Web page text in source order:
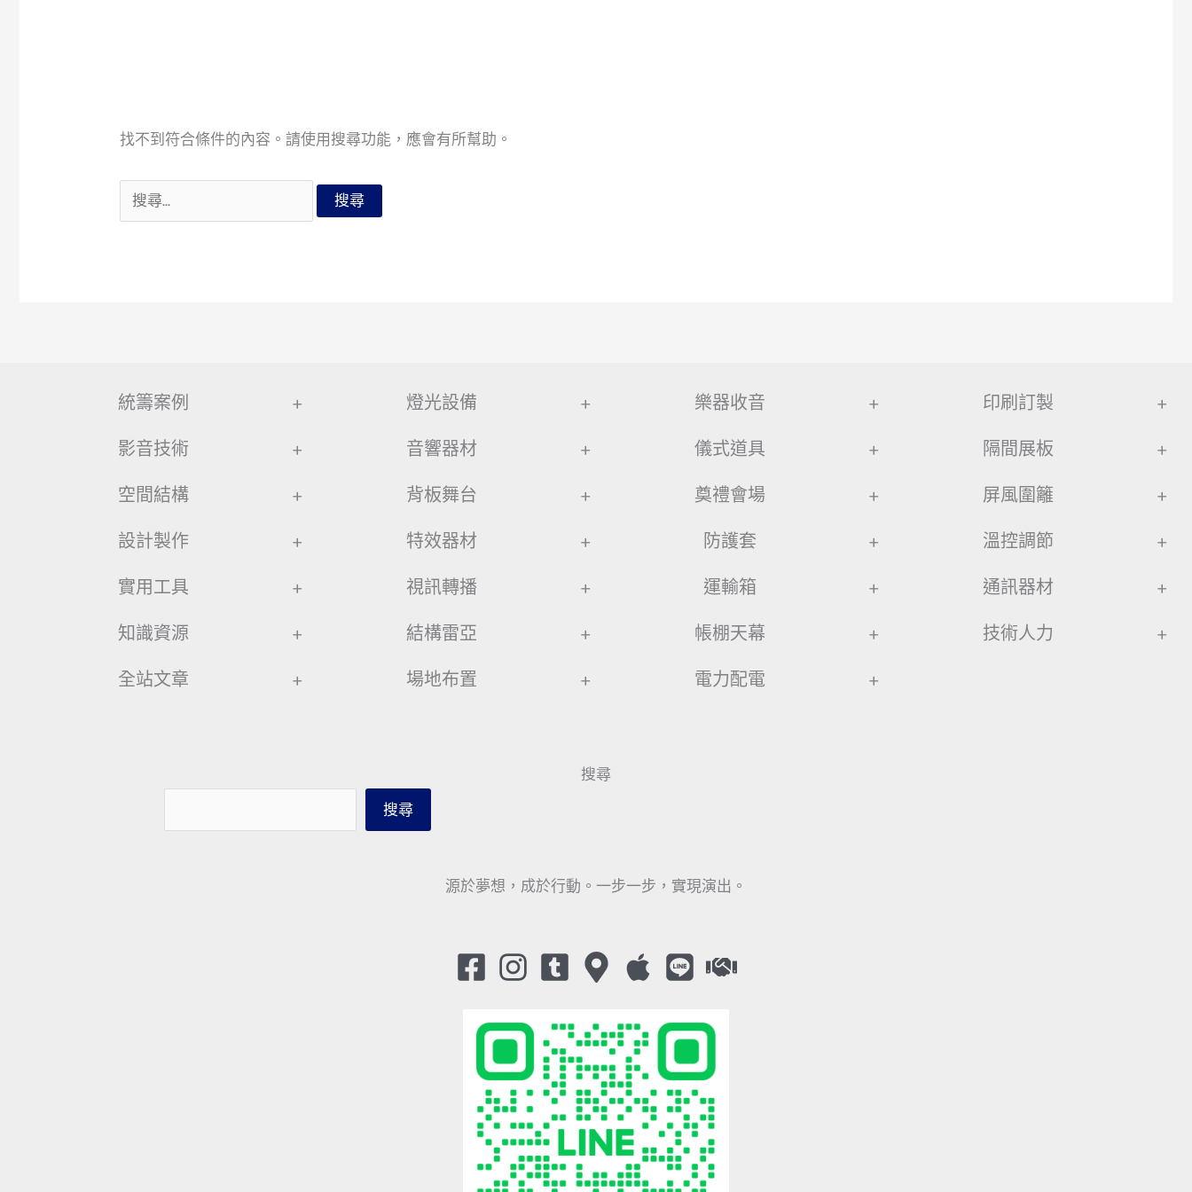
找不到符合條件的內容。請使用搜尋功能，應會有所幫助。
搜
尋
統籌案例 +
影音技術 +
空間結構 +
設計製作 +
實用工具 +
知識資源 +
全站文章 +
燈光設備 +
音響器材 +
背板舞台 +
特效器材 +
視訊轉播 +
結構雷亞 +
場地布置 +
樂器收音 +
儀式道具 +
奠禮會場 +
防護套 +
運輸箱 +
帳棚天幕 +
電力配電 +
印刷訂製 +
隔間展板 +
屏風圍籬 +
溫控調節 +
通訊器材 +
技術人力 +
搜尋
搜尋
源於夢想，成於行動。一步一步，實現演出。